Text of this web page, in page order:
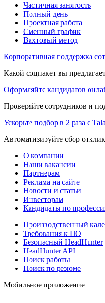
Частичная занятость
Полный день
Проектная работа
Сменный график
Вахтовый метод
Корпоративная поддержка
Какой соцпакет вы
Оформляйте кандидатов
Проверяйте сотрудников и
Ускорьте подбор в 2 раза с
Автоматизируйте сбор
О компании
Наши вакансии
Партнерам
Реклама на сайте
Новости и статьи
Инвесторам
Кандидаты по
Производственный
Требования к ПО
Безопасный HeadHunter
HeadHunter API
Поиск работы
Поиск по резюме
Мобильное приложение